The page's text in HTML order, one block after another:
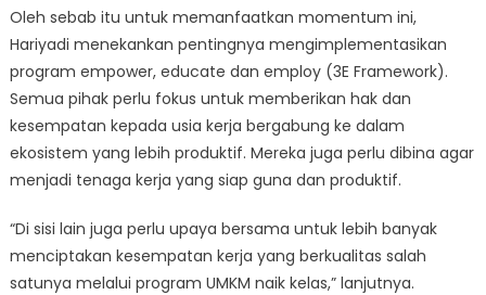
Oleh sebab itu untuk memanfaatkan momentum ini,
Hariyadi menekankan pentingnya mengimplementasikan
program empower, educate dan employ (3E Framework).
Semua pihak perlu fokus untuk memberikan hak dan
kesempatan kepada usia kerja bergabung ke dalam
ekosistem yang lebih produktif. Mereka juga perlu dibina agar
menjadi tenaga kerja yang siap guna dan produktif.
“Di sisi lain juga perlu upaya bersama untuk lebih banyak
menciptakan kesempatan kerja yang berkualitas salah
satunya melalui program UMKM naik kelas,” lanjutnya.